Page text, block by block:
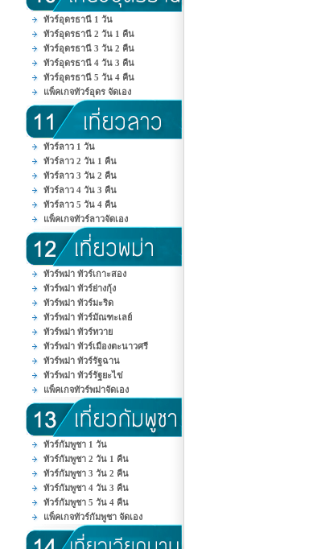
ทัวร์อุดรธานี 1 วัน
ทัวร์อุดรธานี 2 วัน 1 คืน
ทัวร์อุดรธานี 3 วัน 2 คืน
ทัวร์อุดรธานี 4 วัน 3 คืน
ทัวร์อุดรธานี 5 วัน 4 คืน
แพ็คเกจทัวร์อุดร จัดเอง
ทัวร์ลาว 1 วัน
ทัวร์ลาว 2 วัน 1 คืน
ทัวร์ลาว 3 วัน 2 คืน
ทัวร์ลาว 4 วัน 3 คืน
ทัวร์ลาว 5 วัน 4 คืน
แพ็คเกจทัวร์ลาวจัดเอง
ทัวร์พม่า ทัวร์เกาะสอง
ทัวร์พม่า ทัวร์ย่างกุ้ง
ทัวร์พม่า ทัวร์มะริด
ทัวร์พม่า ทัวร์มัณฑะเลย์
ทัวร์พม่า ทัวร์ทวาย
ทัวร์พม่า ทัวร์เมืองตะนาวศรี
ทัวร์พม่า ทัวร์รัฐฉาน
ทัวร์พม่า ทัวร์รัฐยะไข่
แพ็คเกจทัวร์พม่าจัดเอง
ทัวร์กัมพูชา 1 วัน
ทัวร์กัมพูชา 2 วัน 1 คืน
ทัวร์กัมพูชา 3 วัน 2 คืน
ทัวร์กัมพูชา 4 วัน 3 คืน
ทัวร์กัมพูชา 5 วัน 4 คืน
แพ็คเกจทัวร์กัมพูชา จัดเอง